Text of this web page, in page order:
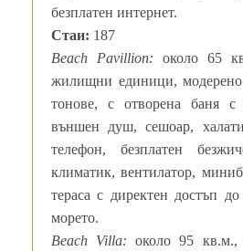
безплатен интернет.
Стаи: 187
Beach Pavillion: около 65
жилищни единици, модерено
тонове, с отворена баня
външен душ, сешоар,
телефон, безплатен
климатик, вентилатор,
тераса с директен достъп
морето.
Beach Villa: около 95 кв.м.,